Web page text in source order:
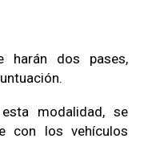
harán dos pases,
modalidad, se
con los vehículos